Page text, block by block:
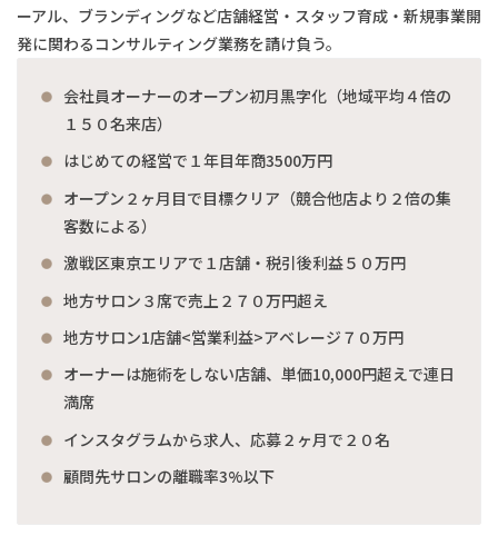
ーアル、ブランディングなど店舗経営・スタッフ育成・新規事業開
発に関わるコンサルティング業務を請け負う。
会社員オーナーのオープン初月黒字化（地域平均４倍の
１５０名来店）
はじめての経営で１年目年商3500万円
オープン２ヶ月目で目標クリア（競合他店より２倍の集
客数による）
激戦区東京エリアで１店舗・税引後利益５０万円
地方サロン３席で売上２７０万円超え
地方サロン1店舗<営業利益>アベレージ７０万円
オーナーは施術をしない店舗、単価10,000円超えで連日
満席
インスタグラムから求人、応募２ヶ月で２０名
顧問先サロンの離職率3%以下